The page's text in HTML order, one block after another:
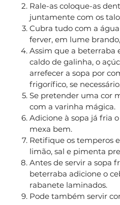
Rale-as coloque-as
juntamente com os
Cubra tudo com a
ferver, em lume
Assim que a beterraba
caldo de galinha, o
arrefecer a sopa por
frigorífico, se necessário.
Se pretender uma cor
com a varinha mágica.
Adicione à sopa já fria
mexa bem.
Retifique os temperos
limão, sal e pimenta
Antes de servir a sopa
beterraba adicione o
rabanete laminados.
Pode também servir